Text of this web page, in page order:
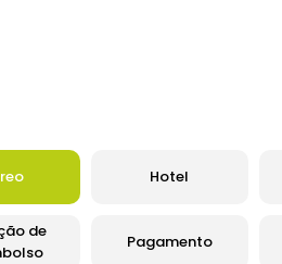
Hotel
de
Pagamento